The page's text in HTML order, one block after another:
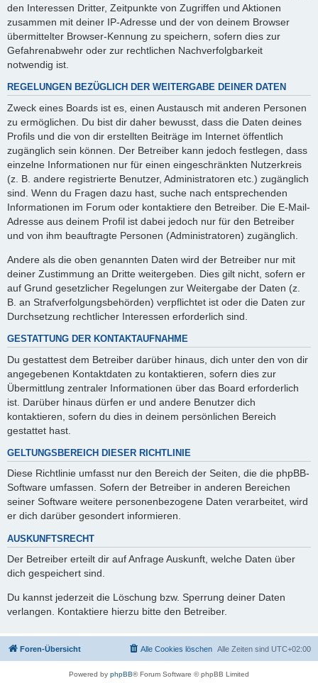
den Interessen Dritter, Zeitpunkte von Zugriffen und Aktionen
zusammen mit deiner IP-Adresse und der von deinem Browser
übermittelter Browser-Kennung zu speichern, sofern dies zur
Gefahrenabwehr oder zur rechtlichen Nachverfolgbarkeit
notwendig ist.
REGELUNGEN BEZÜGLICH DER WEITERGABE DEINER DATEN
Zweck eines Boards ist es, einen Austausch mit anderen Personen
zu ermöglichen. Du bist dir daher bewusst, dass die Daten deines
Profils und die von dir erstellten Beiträge im Internet öffentlich
zugänglich sein können. Der Betreiber kann jedoch festlegen, dass
einzelne Informationen nur für einen eingeschränkten Nutzerkreis
(z. B. andere registrierte Benutzer, Administratoren etc.) zugänglich
sind. Wenn du Fragen dazu hast, suche nach entsprechenden
Informationen im Forum oder kontaktiere den Betreiber. Die E-Mail-
Adresse aus deinem Profil ist dabei jedoch nur für den Betreiber
und von ihm beauftragte Personen (Administratoren) zugänglich.
Andere als die oben genannten Daten wird der Betreiber nur mit
deiner Zustimmung an Dritte weitergeben. Dies gilt nicht, sofern er
auf Grund gesetzlicher Regelungen zur Weitergabe der Daten (z.
B. an Strafverfolgungsbehörden) verpflichtet ist oder die Daten zur
Durchsetzung rechtlicher Interessen erforderlich sind.
GESTATTUNG DER KONTAKTAUFNAHME
Du gestattest dem Betreiber darüber hinaus, dich unter den von dir
angegebenen Kontaktdaten zu kontaktieren, sofern dies zur
Übermittlung zentraler Informationen über das Board erforderlich
ist. Darüber hinaus dürfen er und andere Benutzer dich
kontaktieren, sofern du dies in deinem persönlichen Bereich
gestattet hast.
GELTUNGSBEREICH DIESER RICHTLINIE
Diese Richtlinie umfasst nur den Bereich der Seiten, die die phpBB-
Software umfassen. Sofern der Betreiber in anderen Bereichen
seiner Software weitere personenbezogene Daten verarbeitet, wird
er dich darüber gesondert informieren.
AUSKUNFTSRECHT
Der Betreiber erteilt dir auf Anfrage Auskunft, welche Daten über
dich gespeichert sind.
Du kannst jederzeit die Löschung bzw. Sperrung deiner Daten
verlangen. Kontaktiere hierzu bitte den Betreiber.
Foren-Übersicht Alle Zeiten sind UTC+02:00
Alle Cookies löschen
Powered by phpBB® Forum Software © phpBB Limited